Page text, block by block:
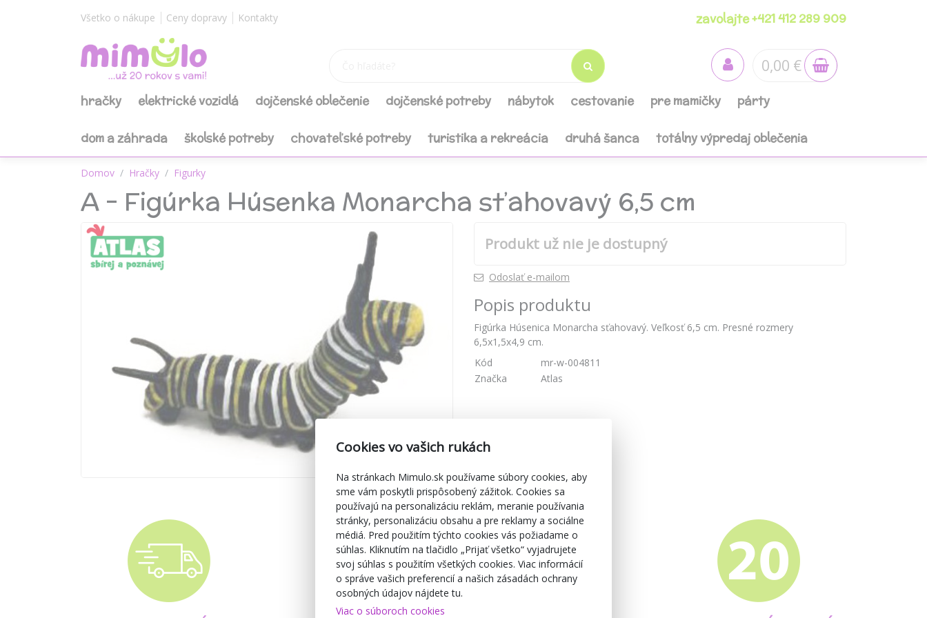
Všetko o nákupe Ceny dopravy Kontakty zavolajte +421 412 289 909
0,00 €
hračky elektrické vozidlá dojčenské oblečenie dojčenské potreby nábytok cestovanie pre mamičky párty
dom a záhrada školské potreby chovateľské potreby turistika a rekreácia druhá šanca totálny výpredaj oblečenia
Domov Hračky Figurky
A - Figúrka Húsenka Monarcha sťahovavý 6,5 cm
Produkt už nie je dostupný
Odoslať e-mailom
Popis produktu
Figúrka Húsenica Monarcha sťahovavý. Veľkosť 6,5 cm. Presné rozmery
6,5x1,5x4,9 cm.
Kód
mr-w-004811
Značka
Atlas
Cookies vo vašich rukách
Na stránkach Mimulo.sk používame súbory cookies, aby
sme vám poskytli prispôsobený zážitok. Cookies sa
používajú na personalizáciu reklám, meranie používania
stránky, personalizáciu obsahu a pre reklamy a sociálne
médiá. Pred použitím týchto cookies vás požiadame o
súhlas. Kliknutím na tlačidlo „Prijať všetko“ vyjadrujete
svoj súhlas s použitím všetkých cookies. Viac informácií
o správe vašich preferencií a našich zásadách ochrany
osobných údajov nájdete tu.
Viac o súboroch cookies